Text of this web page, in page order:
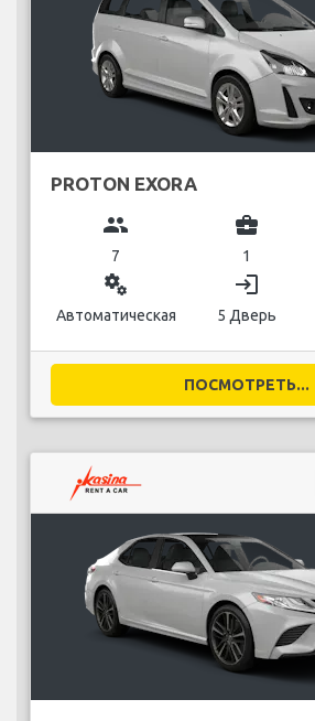
PROTON EXORA
group
7
business_center
1
miscellaneous_services
Автоматическая
login
5 Дверь
ПОСМОТРЕТЬ...